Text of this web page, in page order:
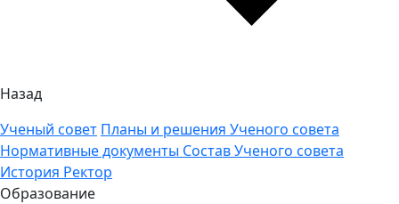
Назад
Ученый совет Планы и решения Ученого совета
Нормативные документы Состав Ученого совета
История Ректор
Образование